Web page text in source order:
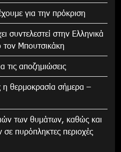
για την πρόκριση
συντελεστεί στην Ελληνικά
Μπουτσικάκη
τις αποζημιώσεις
θερμοκρασία σήμερα –
των θυμάτων, καθώς και
σε πυρόπληκτες περιοχές